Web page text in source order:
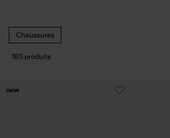
Chaussures
185 produits
new